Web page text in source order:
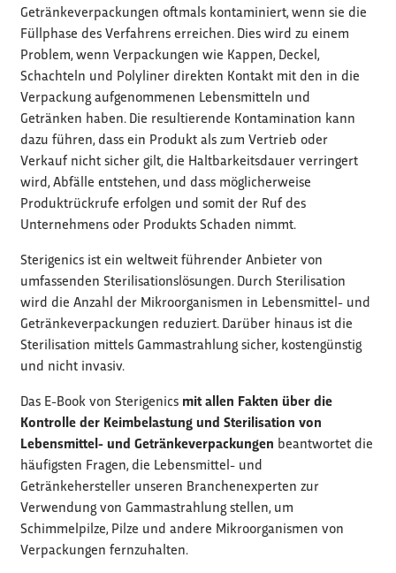
Getränkeverpackungen oftmals kontaminiert, wenn sie die
Füllphase des Verfahrens erreichen. Dies wird zu einem
Problem, wenn Verpackungen wie Kappen, Deckel,
Schachteln und Polyliner direkten Kontakt mit den in die
Verpackung aufgenommenen Lebensmitteln und
Getränken haben. Die resultierende Kontamination kann
dazu führen, dass ein Produkt als zum Vertrieb oder
Verkauf nicht sicher gilt, die Haltbarkeitsdauer verringert
wird, Abfälle entstehen, und dass möglicherweise
Produktrückrufe erfolgen und somit der Ruf des
Unternehmens oder Produkts Schaden nimmt.
Sterigenics ist ein weltweit führender Anbieter von
umfassenden Sterilisationslösungen. Durch Sterilisation
wird die Anzahl der Mikroorganismen in Lebensmittel- und
Getränkeverpackungen reduziert. Darüber hinaus ist die
Sterilisation mittels Gammastrahlung sicher, kostengünstig
und nicht invasiv.
Das E-Book von Sterigenics mit allen Fakten über die
Kontrolle der Keimbelastung und Sterilisation von
Lebensmittel- und Getränkeverpackungen beantwortet die
häufigsten Fragen, die Lebensmittel- und
Getränkehersteller unseren Branchenexperten zur
Verwendung von Gammastrahlung stellen, um
Schimmelpilze, Pilze und andere Mikroorganismen von
Verpackungen fernzuhalten.